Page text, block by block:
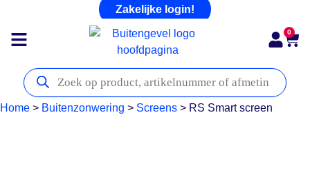
Zakelijke login!
0
Home > Buitenzonwering > Screens > RS Smart screen